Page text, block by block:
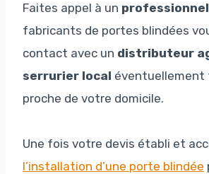
Faites appel à un
fabricants de portes blindées
contact avec un distributeur
serrurier local éventuellement
proche de votre domicile.
Une fois votre devis établi et
l’installation d’une porte blindée